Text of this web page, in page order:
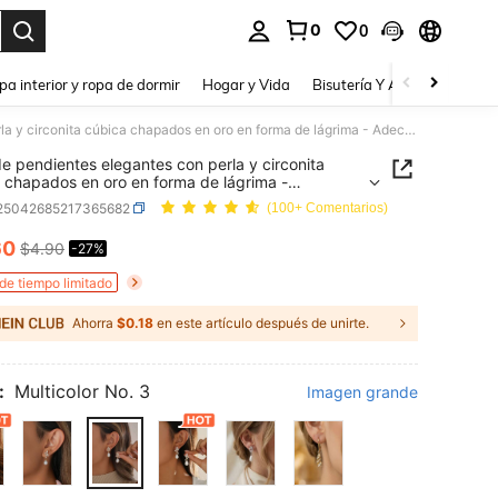
0 0
interior y ropa de dormir Hogar y Vida Bisutería Y Accesorios
1 par de pendientes elegantes con perla y circonita cúbica chapados en oro en forma de lágrima - Adecuados para uso diario, banquetes, fiestas, bodas - Pendientes de perla para novia
pendientes elegantes con perla y circonita
en oro en forma de lágrima -
para uso diario, banquetes, fiestas, bodas -
de perla para novia
(100+ Comentarios)
AND AVAILABILITY
$4.90 -27%
tiempo limitado
Ahorra $0.18 en este artículo después de unirte.
Multicolor No. 3 Imagen grande